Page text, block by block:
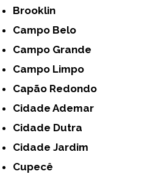
Brooklin
Campo Belo
Campo Grande
Campo Limpo
Capão Redondo
Cidade Ademar
Cidade Dutra
Cidade Jardim
Cupecê